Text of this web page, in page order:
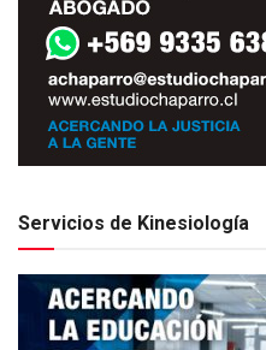
Servicios de Kinesiología